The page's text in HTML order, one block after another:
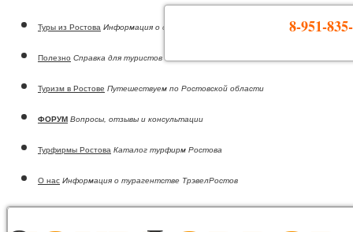
8-951-
Туры из Ростова Информация о странах
Полезно Справка для туристов
Туризм в Ростове Путешествуем по Ростовской области
ФОРУМ Вопросы, отзывы и консультации
Турфирмы Ростова Каталог турфирм Ростова
О нас Информация о турагентстве ТрэвелРостов